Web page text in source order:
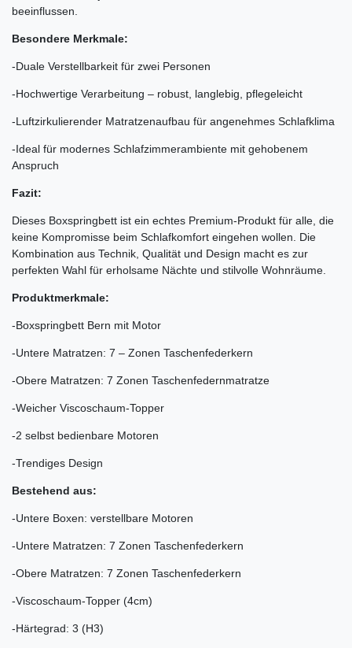
beeinflussen.
Besondere Merkmale:
-Duale Verstellbarkeit für zwei Personen
-Hochwertige Verarbeitung – robust, langlebig, pflegeleicht
-Luftzirkulierender Matratzenaufbau für angenehmes Schlafklima
-Ideal für modernes Schlafzimmerambiente mit gehobenem
Anspruch
Fazit:
Dieses Boxspringbett ist ein echtes Premium-Produkt für alle, die
keine Kompromisse beim Schlafkomfort eingehen wollen. Die
Kombination aus Technik, Qualität und Design macht es zur
perfekten Wahl für erholsame Nächte und stilvolle Wohnräume.
Produktmerkmale:
-Boxspringbett Bern mit Motor
-Untere Matratzen: 7 – Zonen Taschenfederkern
-Obere Matratzen: 7 Zonen Taschenfedernmatratze
-Weicher Viscoschaum-Topper
-2 selbst bedienbare Motoren
-Trendiges Design
Bestehend aus:
-Untere Boxen: verstellbare Motoren
-Untere Matratzen: 7 Zonen Taschenfederkern
-Obere Matratzen: 7 Zonen Taschenfederkern
-Viscoschaum-Topper (4cm)
-Härtegrad: 3 (H3)